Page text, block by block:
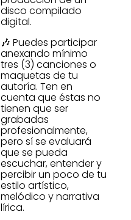
disco compilado
digital.
🎶 Puedes participar
anexando mínimo
tres (3) canciones o
maquetas de tu
autoría. Ten en
cuenta que éstas no
tienen que ser
grabadas
profesionalmente,
pero sí se evaluará
que se pueda
escuchar, entender y
percibir un poco de tu
estilo artístico,
melódico y narrativa
lírica.